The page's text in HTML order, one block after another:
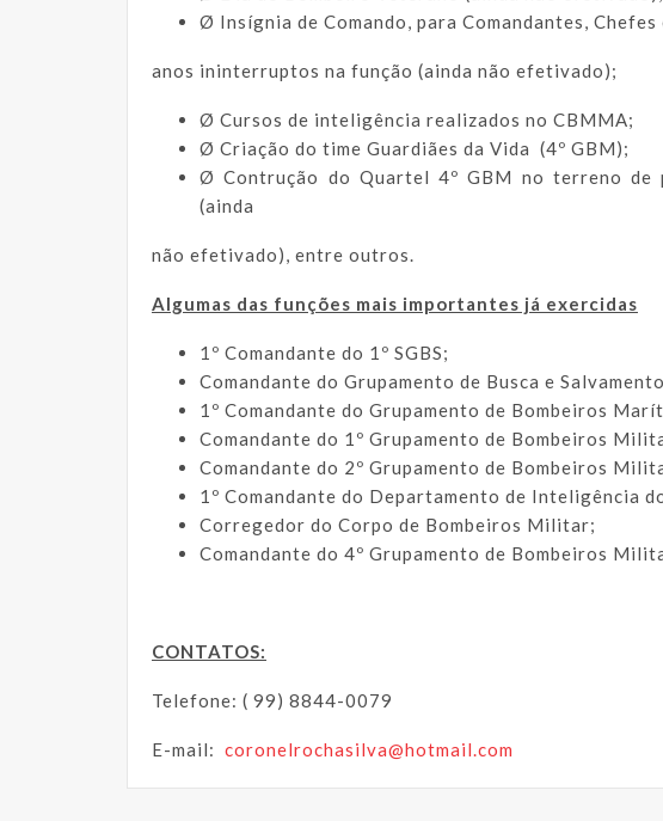
Ø Insígnia de Comando, para Comandantes,
anos ininterruptos na função (ainda não efetivado);
Ø Cursos de inteligência realizados no CBMMA;
Ø Criação do time Guardiães da Vida (4º GBM);
Ø Contrução do Quartel 4º GBM no terreno de
(ainda
não efetivado), entre outros.
Algumas das funções mais importantes já exercidas
1º Comandante do 1º SGBS;
Comandante do Grupamento de Busca e
1º Comandante do Grupamento de Bombeiros
Comandante do 1º Grupamento de Bombeiros
Comandante do 2º Grupamento de Bombeiros
1º Comandante do Departamento de Inteligência
Corregedor do Corpo de Bombeiros Militar;
Comandante do 4º Grupamento de Bombeiros
CONTATOS:
Telefone: ( 99) 8844-0079
E-mail: coronelrochasilva@hotmail.com